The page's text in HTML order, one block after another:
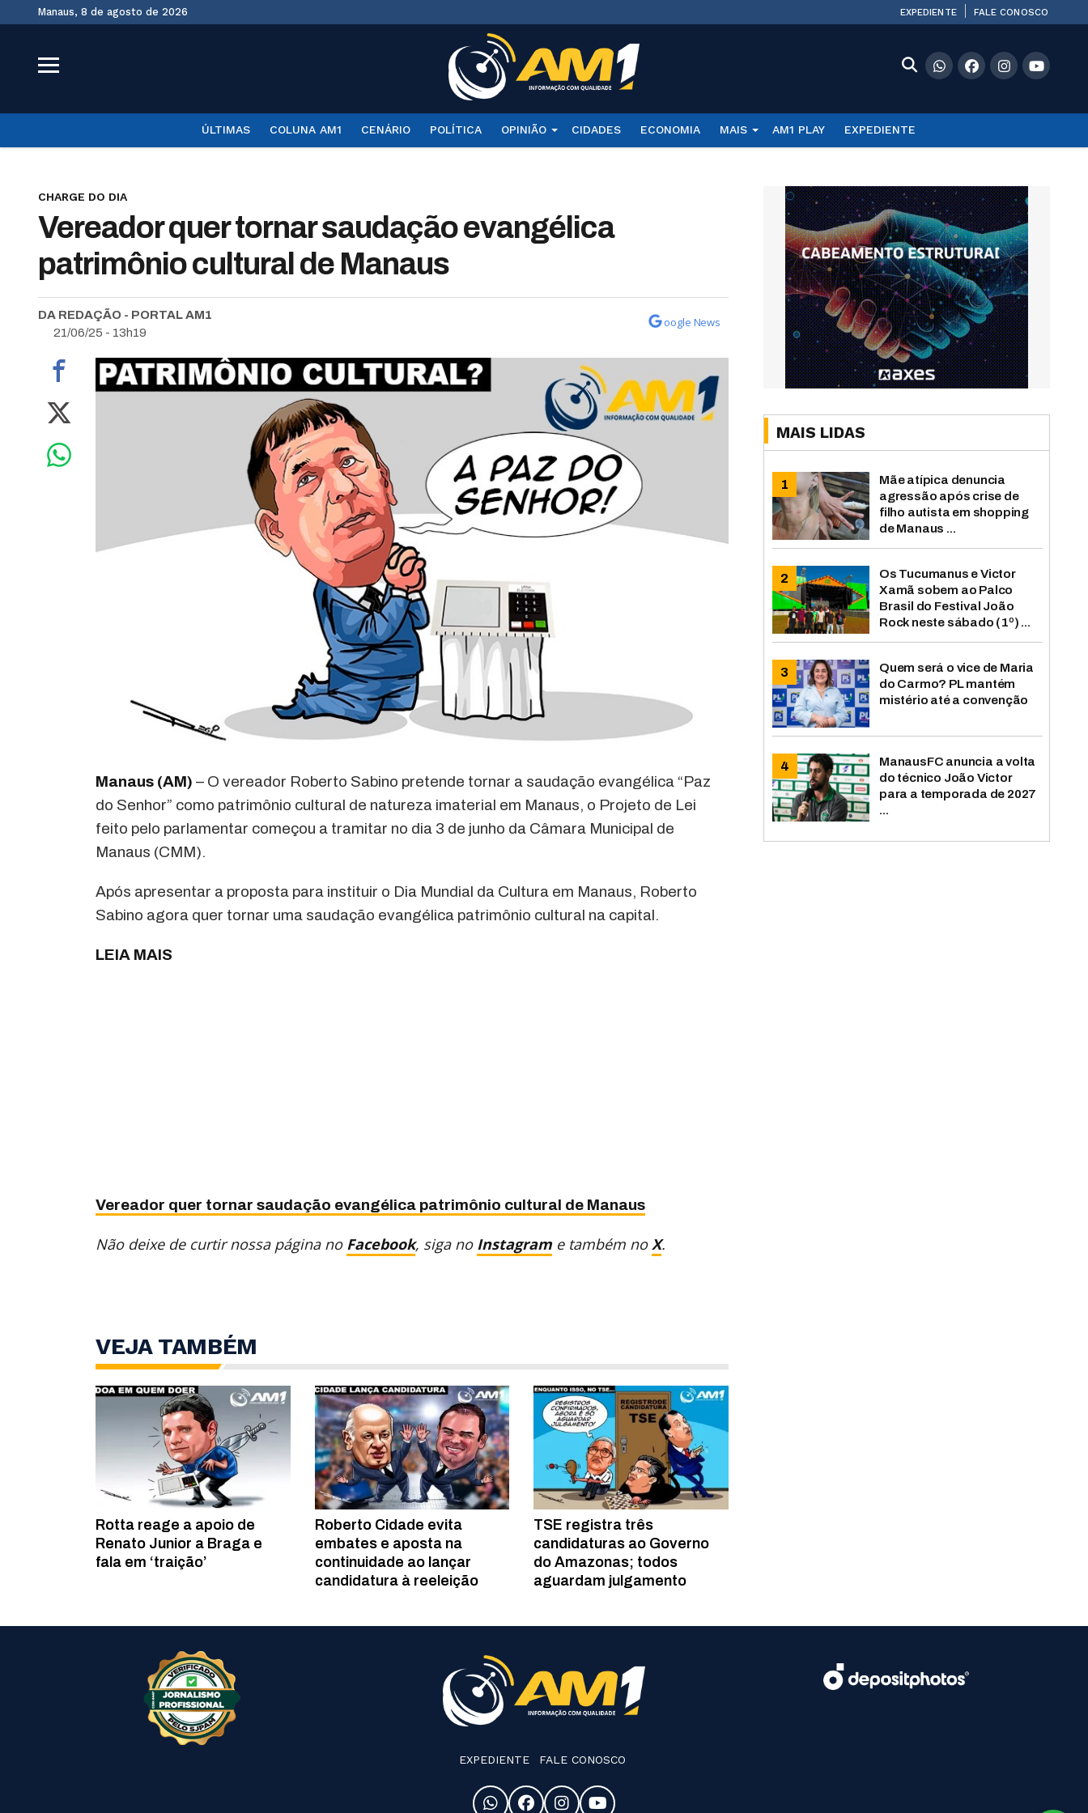
Manaus, 8 de agosto de 2026 EXPEDIENTE FALE CONOSCO
ÚLTIMAS COLUNA AM1 CENÁRIO POLÍTICA OPINIÃO CIDADES ECONOMIA MAIS AM1 PLAY EXPEDIENTE
CHARGE DO DIA
Vereador quer tornar saudação evangélica
patrimônio cultural de Manaus
DA REDAÇÃO - PORTAL AM1
21/06/25 - 13h19
oogle News
Manaus (AM) – O vereador Roberto Sabino pretende tornar a saudação evangélica “Paz
do Senhor” como patrimônio cultural de natureza imaterial em Manaus, o Projeto de Lei
feito pelo parlamentar começou a tramitar no dia 3 de junho da Câmara Municipal de
Manaus (CMM).
Após apresentar a proposta para instituir o Dia Mundial da Cultura em Manaus, Roberto
Sabino agora quer tornar uma saudação evangélica patrimônio cultural na capital.
LEIA MAIS
Vereador quer tornar saudação evangélica patrimônio cultural de Manaus
Não deixe de curtir nossa página no Facebook, siga no Instagram e também no X.
VEJA TAMBÉM
Rotta reage a apoio de
Renato Junior a Braga e
fala em ‘traição’
Roberto Cidade evita
embates e aposta na
continuidade ao lançar
candidatura à reeleição
TSE registra três
candidaturas ao Governo
do Amazonas; todos
aguardam julgamento
MAIS LIDAS
Mãe atípica denuncia
agressão após crise de
filho autista em shopping
de Manaus ...
Os Tucumanus e Victor
Xamã sobem ao Palco
Brasil do Festival João
Rock neste sábado (1º) ...
Quem será o vice de Maria
do Carmo? PL mantém
mistério até a convenção
ManausFC anuncia a volta
do técnico João Victor
para a temporada de 2027
...
EXPEDIENTE FALE CONOSCO